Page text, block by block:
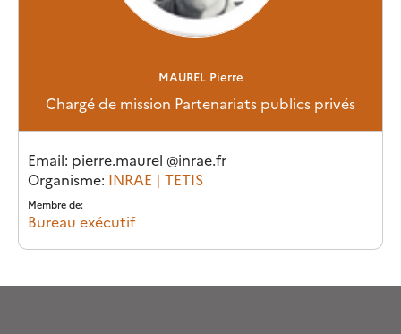
MAURELPierre
Chargé de mission Partenariats publics privés
Email: pierre.maurel @inrae.fr
Organisme: INRAE | TETIS
Membre de:
Bureau exécutif